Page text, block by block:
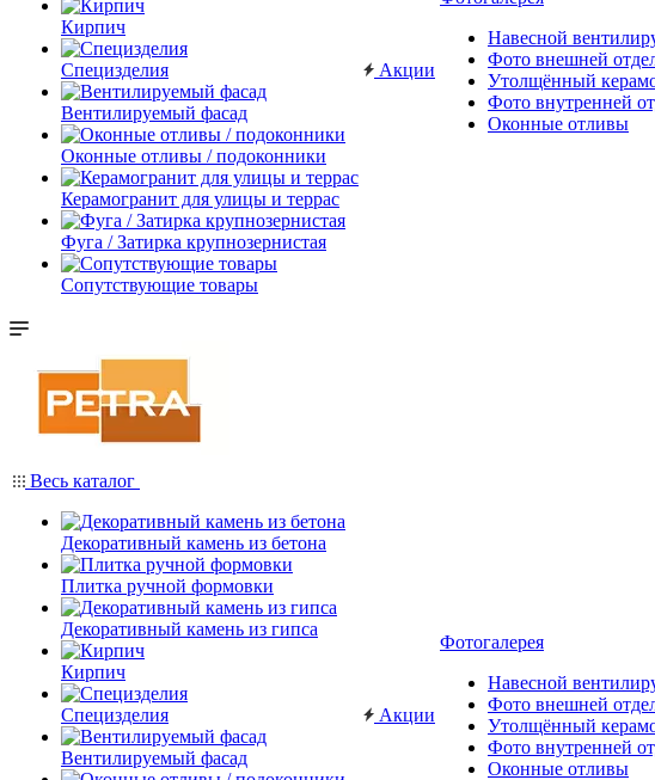
Кирпич
Специзделия
Вентилируемый фасад
Оконные отливы / подоконники
Керамогранит для улицы и террас
Фуга / Затирка крупнозернистая
Сопутствующие товары
Акции
Навесной
Фото внешней
Утолщённый
Фото внутренней
Оконные отливы
Весь каталог
Декоративный камень из бетона
Плитка ручной формовки
Декоративный камень из гипса
Кирпич
Специзделия
Вентилируемый фасад
Акции
Фотогалерея
Навесной
Фото внешней
Утолщённый
Фото внутренней
Оконные отливы